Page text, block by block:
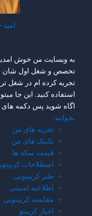
به وبسایت من خوش
تخصص و شغل اول شان
تجربه کرده ام در شغل
استفاده کنید. این جا
اگاه شوید پس دکمه های
بخوانید
تجربه های من
تکنیک های من
قیمت سکه ها
اصطلاحات
طنز کریپتویی
اطلاعیه امنیتی
مقایسه کریپتویی
اخبار کریپتو